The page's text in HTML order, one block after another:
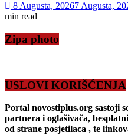
8 Augusta, 20267 Augusta,
min read
Zipa photo
USLOVI KORIŠĆENJA
Portal novostiplus.org sastoji
partnera i oglašivača,
od strane posjetilaca , te